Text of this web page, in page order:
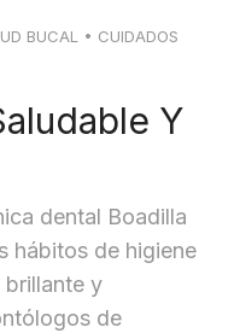
BUCAL • CUIDADOS
Y
dental Boadilla
hábitos de higiene
brillante y
de